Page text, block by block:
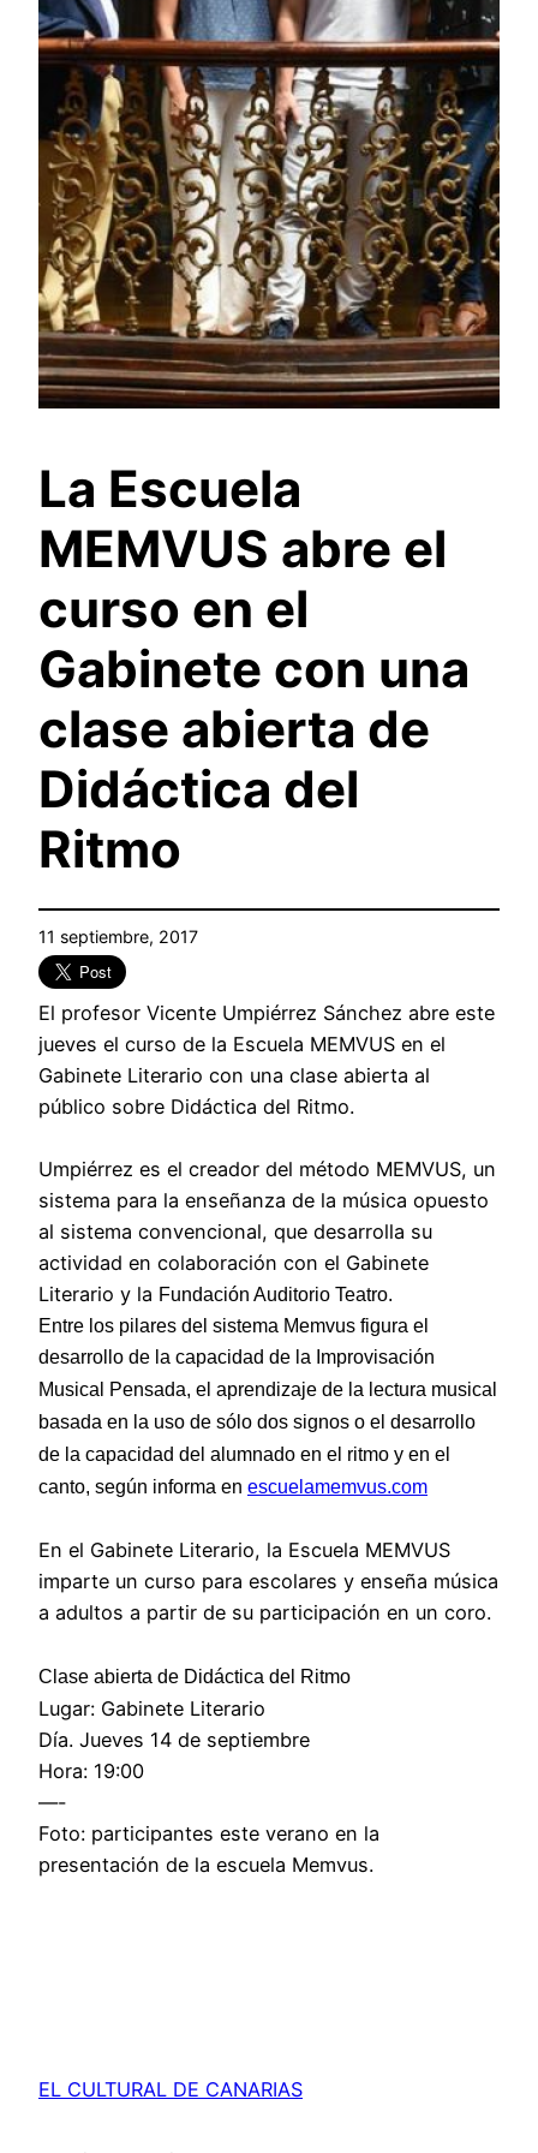
La Escuela
MEMVUS abre el
curso en el
Gabinete con una
clase abierta de
Didáctica del
Ritmo
11 septiembre, 2017
El profesor Vicente Umpiérrez Sánchez abre este
jueves el curso de la Escuela MEMVUS en el
Gabinete Literario con una clase abierta al
público sobre Didáctica del Ritmo.
Umpiérrez es el creador del método MEMVUS, un
sistema para la enseñanza de la música opuesto
al sistema convencional, que desarrolla su
actividad en colaboración con el Gabinete
Literario y la Fundación Auditorio Teatro.
Entre los pilares del sistema Memvus figura el
desarrollo de la capacidad de la Improvisación
Musical Pensada, el aprendizaje de la lectura musical
basada en la uso de sólo dos signos o el desarrollo
de la capacidad del alumnado en el ritmo y en el
canto, según informa en escuelamemvus.com
En el Gabinete Literario, la Escuela MEMVUS
imparte un curso para escolares y enseña música
a adultos a partir de su participación en un coro.
Clase abierta de Didáctica del Ritmo
Lugar: Gabinete Literario
Día. Jueves 14 de septiembre
Hora: 19:00
—-
Foto: participantes este verano en la
presentación de la escuela Memvus.
EL CULTURAL DE CANARIAS